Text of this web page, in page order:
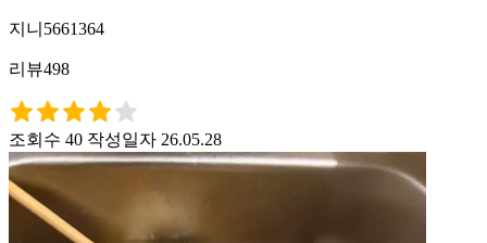
지니5661364
리뷰498
조회수 40 작성일자 26.05.28